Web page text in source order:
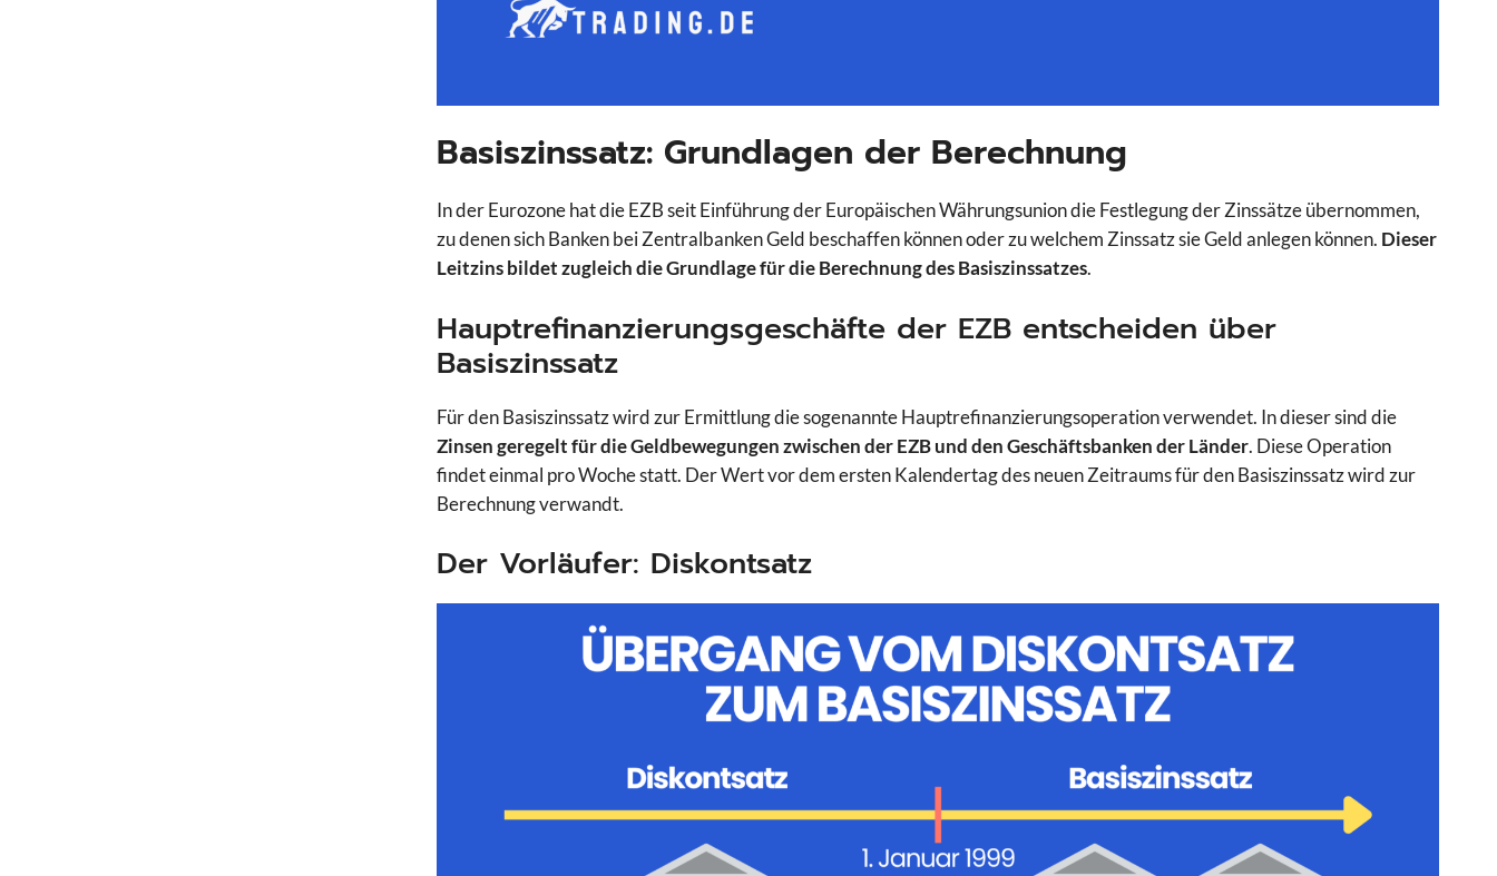
Basiszinssatz: Grundlagen der Berechnung
In der Eurozone hat die EZB seit Einführung der Europäischen Währungsunion die Festlegung der Zinssätze übernommen,
zu denen sich Banken bei Zentralbanken Geld beschaffen können oder zu welchem Zinssatz sie Geld anlegen können. Dieser
Leitzins bildet zugleich die Grundlage für die Berechnung des Basiszinssatzes.
Hauptrefinanzierungsgeschäfte der EZB entscheiden über
Basiszinssatz
Für den Basiszinssatz wird zur Ermittlung die sogenannte Hauptrefinanzierungsoperation verwendet. In dieser sind die
Zinsen geregelt für die Geldbewegungen zwischen der EZB und den Geschäftsbanken der Länder. Diese Operation
findet einmal pro Woche statt. Der Wert vor dem ersten Kalendertag des neuen Zeitraums für den Basiszinssatz wird zur
Berechnung verwandt.
Der Vorläufer: Diskontsatz